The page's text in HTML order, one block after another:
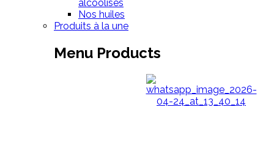
alcoolisés
Nos huiles
Produits à la une
Menu Products